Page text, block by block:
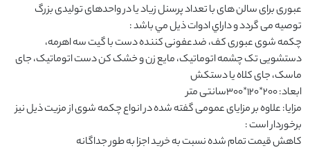
مزایا: علاوه بر مزایای عمومی گفته شده در انواع چکمه شوی از مزیت ذيل نیز